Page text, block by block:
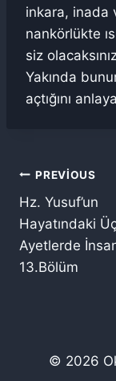
inkara, inada
nankörlükte
siz
Yakında
açtığını
Yazı
PREVIOUS
Hz. Yusuf’un
Hayatındaki
Ayetlerde
13.Bölüm
© 2026